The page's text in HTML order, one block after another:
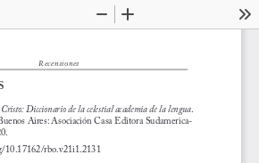
Zoom
Recensiones
Cristo: Diccionario de la celestial academia de la lengua.
Aires: Asociación Casa Editora Sudamerica-
rbo.v21i1.2131